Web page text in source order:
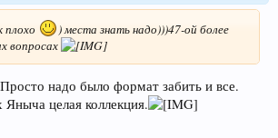
плохо
) места знать надо)))47-ой более
вопросах
надо было формат забить и все.
целая коллекция.